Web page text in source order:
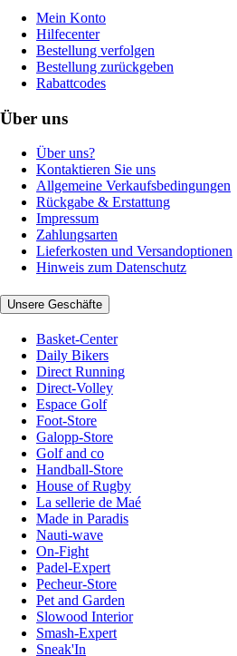
Mein Konto
Hilfecenter
Bestellung verfolgen
Bestellung zurückgeben
Rabattcodes
Über uns
Über uns?
Kontaktieren Sie uns
Allgemeine Verkaufsbedingungen
Rückgabe & Erstattung
Impressum
Zahlungsarten
Lieferkosten und Versandoptionen
Hinweis zum Datenschutz
Unsere Geschäfte
Basket-Center
Daily Bikers
Direct Running
Direct-Volley
Espace Golf
Foot-Store
Galopp-Store
Golf and co
Handball-Store
House of Rugby
La sellerie de Maé
Made in Paradis
Nauti-wave
On-Fight
Padel-Expert
Pecheur-Store
Pet and Garden
Slowood Interior
Smash-Expert
Sneak'In